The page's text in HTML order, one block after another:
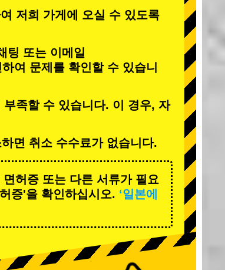
저희 가게에 오실 수 있도록
팅 또는 이메일
여 문제를 확인할 수 있습니
족할 수 있습니다. 이 경우, 자
면 취소 수수료가 없습니다.
허증 또는 다른 서류가 필요
증'을 확인하십시오. ‘일본에